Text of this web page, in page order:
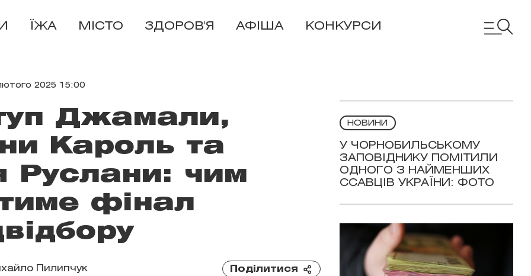
ЇЖА МІСТО ЗДОРОВ'Я АФІША КОНКУРСИ
2025 15:00
Джамали,
Кароль та
Руслани: чим
фінал
Пилипчук Поділитися
НОВИНИ
У ЧОРНОБИЛЬСЬКОМУ
ЗАПОВІДНИКУ ПОМІТИЛИ
ОДНОГО З НАЙМЕНШИХ
ССАВЦІВ УКРАЇНИ: ФОТО